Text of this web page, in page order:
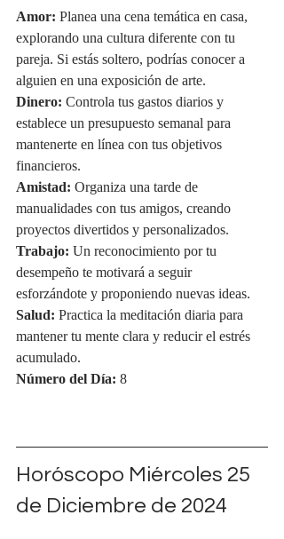
Amor: Planea una cena temática en casa,
explorando una cultura diferente con tu
pareja. Si estás soltero, podrías conocer a
alguien en una exposición de arte.
Dinero: Controla tus gastos diarios y
establece un presupuesto semanal para
mantenerte en línea con tus objetivos
financieros.
Amistad: Organiza una tarde de
manualidades con tus amigos, creando
proyectos divertidos y personalizados.
Trabajo: Un reconocimiento por tu
desempeño te motivará a seguir
esforzándote y proponiendo nuevas ideas.
Salud: Practica la meditación diaria para
mantener tu mente clara y reducir el estrés
acumulado.
Número del Día: 8
Horóscopo Miércoles 25
de Diciembre de 2024